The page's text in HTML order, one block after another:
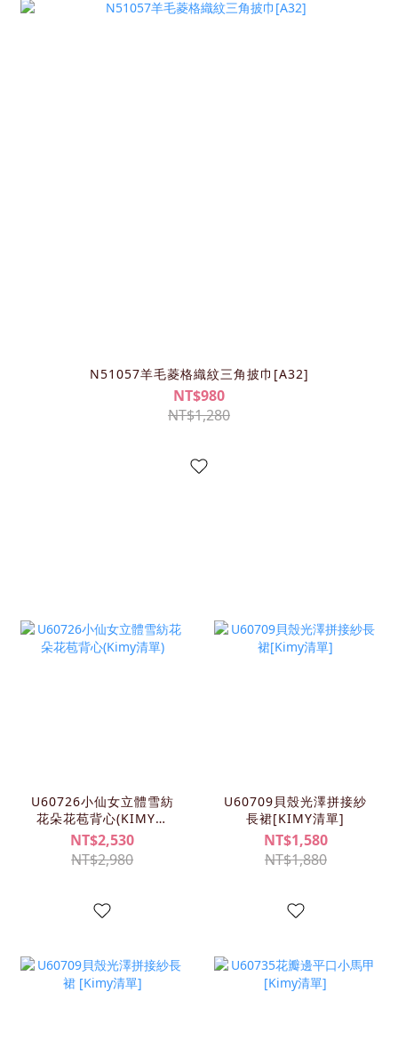
N51057羊毛菱格織紋三角披巾[A32]
NT$980
NT$1,280
U60726小仙女立體雪紡
花朵花苞背心(KIMY清
單)
NT$2,530
NT$2,980
U60709貝殼光澤拼接紗
長裙[KIMY清單]
NT$1,580
NT$1,880